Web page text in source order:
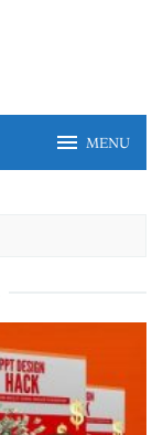
MENU